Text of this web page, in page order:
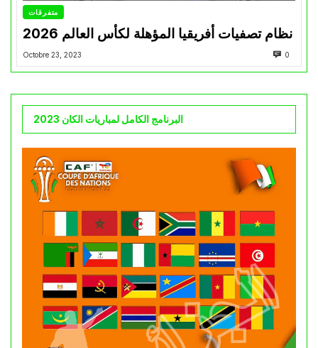
متفرقات
نظام تصفيات أفريقيا المؤهلة لكأس العالم 2026
Octobre 23, 2023 0
البرنامج الكامل لمباريات الكان 2023